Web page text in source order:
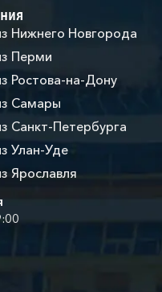
Нижнего Новгорода
Перми
Ростова-на-Дону
Самары
Санкт-Петербурга
Улан-Уде
Ярославля